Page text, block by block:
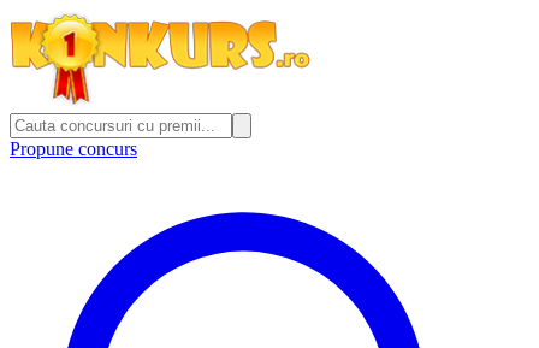
Propune concurs